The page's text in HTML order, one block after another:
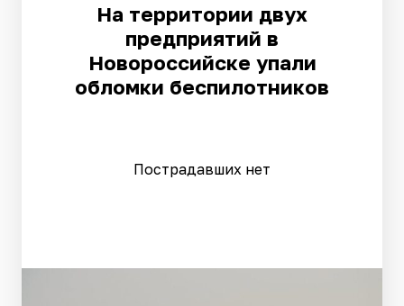
На территории двух
предприятий в
Новороссийске упали
обломки беспилотников
Пострадавших нет